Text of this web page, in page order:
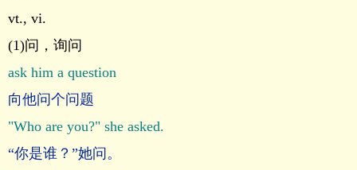
vt., vi.
(1)问，询问
ask him a question
向他问个问题
"Who are you?" she asked.
“你是谁？”她问。